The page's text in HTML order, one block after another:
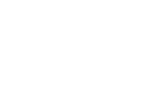
Installation nötig) ✓ Rank-
✓ Technische Analysen